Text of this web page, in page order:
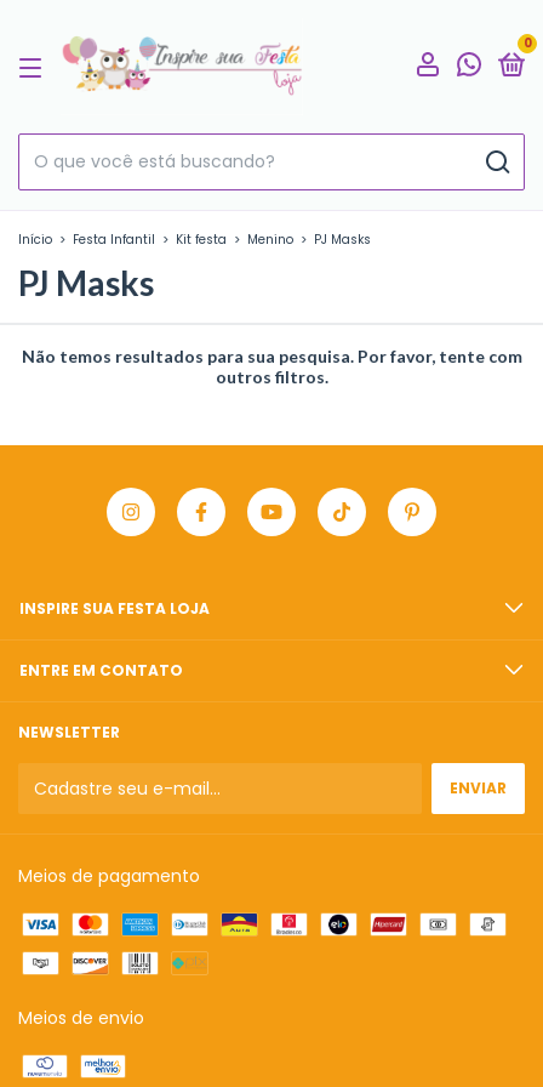
0
Início > Festa Infantil > Kit festa > Menino > PJ Masks
PJ Masks
Não temos resultados para sua pesquisa. Por favor, tente com
outros filtros.
INSPIRE SUA FESTA LOJA
ENTRE EM CONTATO
NEWSLETTER
Meios de pagamento
Meios de envio